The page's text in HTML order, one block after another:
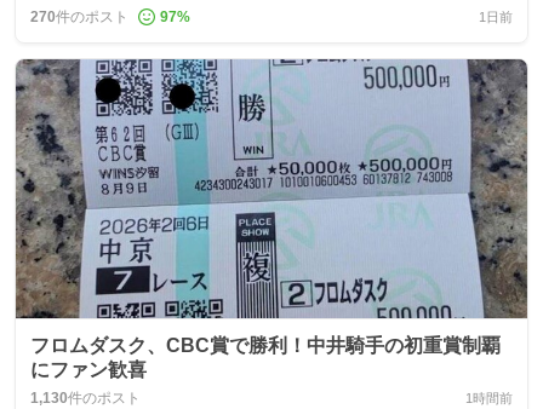
270件のポスト 97% 1日前
フロムダスク、CBC賞で勝利！中井騎手の初重賞制覇
にファン歓喜
1,130件のポスト 1時間前